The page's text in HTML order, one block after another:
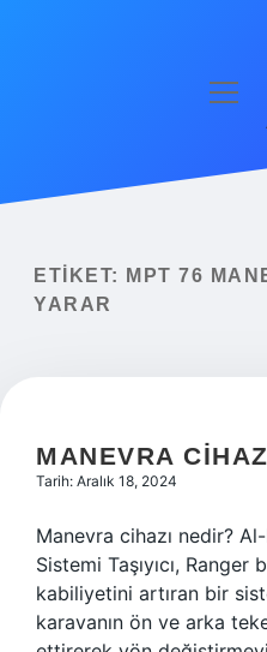
Yasal Uyarı
ETIKET:
MPT 76
YARAR
MANEVRA
Tarih: Aralık 18, 2024
Manevra cihazı nedir?
Sistemi Taşıyıcı, Ranger
kabiliyetini artıran bir
karavanın ön ve arka